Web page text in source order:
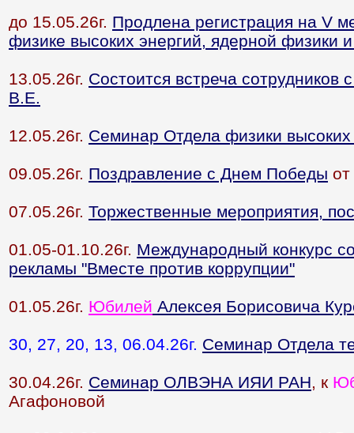
до 15.05.26г. Продлена регистрация на V
физике высоких энергий, ядерной физики
13.05.26г. Cостоится встреча сотрудников
В.Е.
12.05.26г. Семинар Отдела физики
09.05.26г. Поздравление с Днем Победы
07.05.26г. Торжественные мероприятия,
01.05-01.10.26г. Международный конкурс
рекламы "Вместе против коррупции"
01.05.26г. Юбилей Алексея Борисовича
30, 27, 20, 13, 06.04.26г. Семинар Отдела
30.04.26г. Семинар ОЛВЭНА ИЯИ РАН, к
Агафоновой